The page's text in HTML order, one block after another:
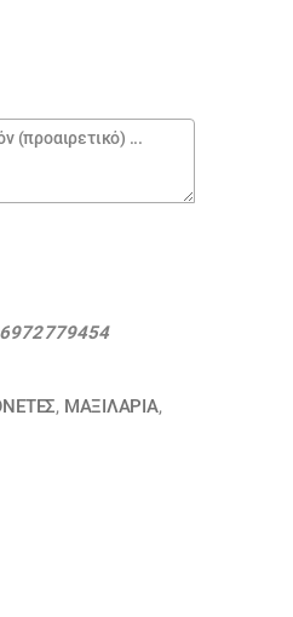
6972779454
, ΜΑΞΙΛΆΡΙΑ,